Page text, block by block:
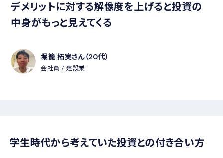
デメリットに対する解像度を上げると投資の
中身がもっと見えてくる
堀籠 拓実さん（20代）
会社員 建設業
学生時代から考えていた投資との付き合い方